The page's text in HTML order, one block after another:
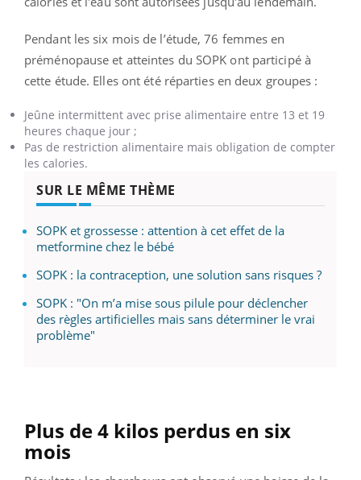
Pendant les six mois de l’étude, 76 femmes en
préménopause et atteintes du SOPK ont participé à
cette étude. Elles ont été réparties en deux groupes :
Jeûne intermittent avec prise alimentaire entre 13 et 19
heures chaque jour ;
Pas de restriction alimentaire mais obligation de compter
les calories.
SUR LE MÊME THÈME
SOPK et grossesse : attention à cet effet de la
metformine chez le bébé
SOPK : la contraception, une solution sans risques ?
SOPK : "On m’a mise sous pilule pour déclencher
des règles artificielles mais sans déterminer le vrai
problème"
Plus de 4 kilos perdus en six
mois